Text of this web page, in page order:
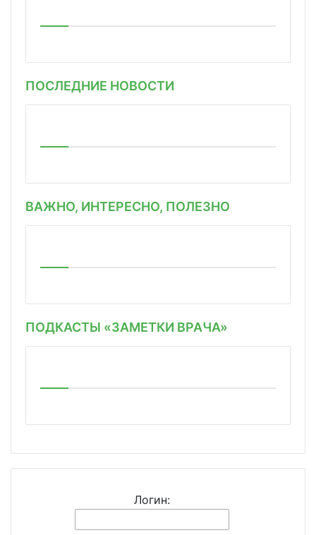
ПОСЛЕДНИЕ НОВОСТИ
ВАЖНО, ИНТЕРЕСНО, ПОЛЕЗНО
ПОДКАСТЫ «ЗАМЕТКИ ВРАЧА»
Логин: